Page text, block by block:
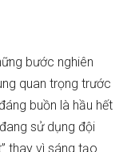
bước nghiên
quan trọng trước
buồn là hầu hết
sử dụng đội
thay vì sáng tạo